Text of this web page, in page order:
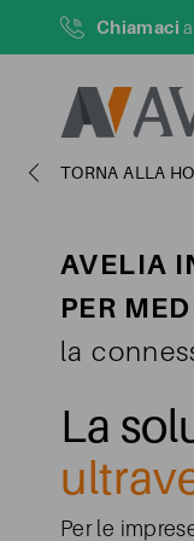
Chiamaci
TORNA ALLA
AVELIA
PER
la
La
Per le